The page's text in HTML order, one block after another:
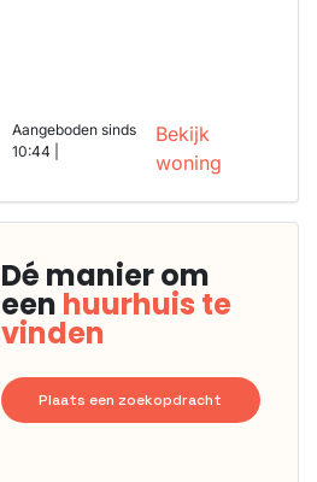
Aangeboden sinds
10:44 |
Bekijk
woning
Dé manier om
een huurhuis te
vinden
Plaats een zoekopdracht